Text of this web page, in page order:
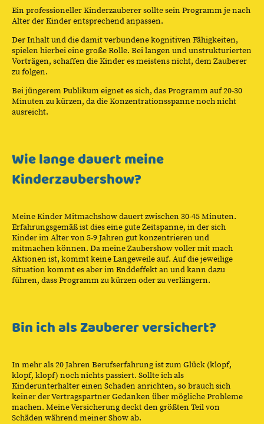
Ein professioneller Kinderzauberer sollte sein Programm je nach
Alter der Kinder entsprechend anpassen.
Der Inhalt und die damit verbundene kognitiven Fähigkeiten,
spielen hierbei eine große Rolle. Bei langen und unstrukturierten
Vorträgen, schaffen die Kinder es meistens nicht, dem Zauberer
zu folgen.
Bei jüngerem Publikum eignet es sich, das Programm auf 20-30
Minuten zu kürzen, da die Konzentrationsspanne noch nicht
ausreicht.
Wie lange dauert meine
Kinderzaubershow?
Meine Kinder Mitmachshow dauert zwischen 30-45 Minuten.
Erfahrungsgemäß ist dies eine gute Zeitspanne, in der sich
Kinder im Alter von 5-9 Jahren gut konzentrieren und
mitmachen können. Da meine Zaubershow voller mit mach
Aktionen ist, kommt keine Langeweile auf. Auf die jeweilige
Situation kommt es aber im Enddeffekt an und kann dazu
führen, dass Programm zu kürzen oder zu verlängern.
Bin ich als Zauberer versichert?
In mehr als 20 Jahren Berufserfahrung ist zum Glück (klopf,
klopf, klopf) noch nichts passiert. Sollte ich als
Kinderunterhalter einen Schaden anrichten, so brauch sich
keiner der Vertragspartner Gedanken über mögliche Probleme
machen. Meine Versicherung deckt den größten Teil von
Schäden während meiner Show ab.